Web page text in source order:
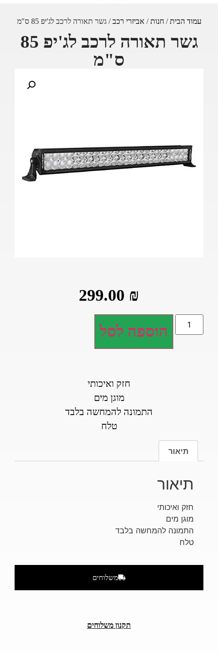
עמוד הבית/חנות/אביזרי רכב/ גשר תאורה לרכב לג'יפ 85 ס"מ
גשר תאורה לרכב לג'יפ 85
ס"מ
299.00₪
הוספה לסל
חזק ואיכותי
מוגן מים
התמונה להמחשה בלבד
טלח
תיאור
תיאור
חזק ואיכותי
מוגן מים
התמונה להמחשה בלבד
טלח
משלוחים
תקנון משלוחים